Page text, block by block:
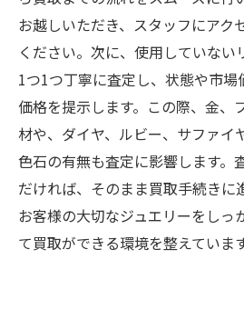
お越しいただき、スタッフにアク
ください。次に、使用していない
1つ1つ丁寧に査定し、状態や市
価格を提示します。この際、金、
材や、ダイヤ、ルビー、サファイ
色石の有無も査定に影響します。
だければ、そのまま買取手続きに
お客様の大切なジュエリーをしっ
て買取ができる環境を整えています